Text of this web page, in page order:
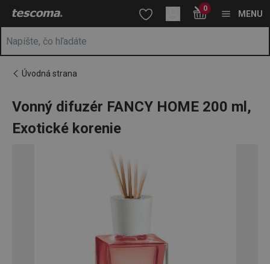
Nachádzate sa na stránke Vonný difuzér FANCY HOME 200 ml,
Prejsť na hlavný obsah
Prejsť na vyhľadávanie
Prejsť na navigáciu 0
MENU
Úvodná strana
Vonný difuzér FANCY HOME 200 ml,
Exotické korenie